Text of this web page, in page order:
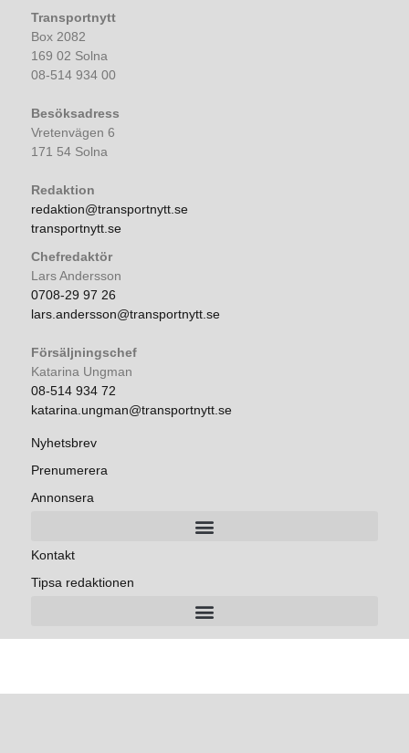
Transportnytt
Box 2082
169 02 Solna
08-514 934 00
Besöksadress
Vretenvägen 6
171 54 Solna
Redaktion
redaktion@transportnytt.se
transportnytt.se
Chefredaktör
Lars Andersson
0708-29 97 26
lars.andersson@transportnytt.se
Försäljningschef
Katarina Ungman
08-514 934 72
katarina.ungman@transportnytt.se
Nyhetsbrev
Prenumerera
Annonsera
Kontakt
Tipsa redaktionen